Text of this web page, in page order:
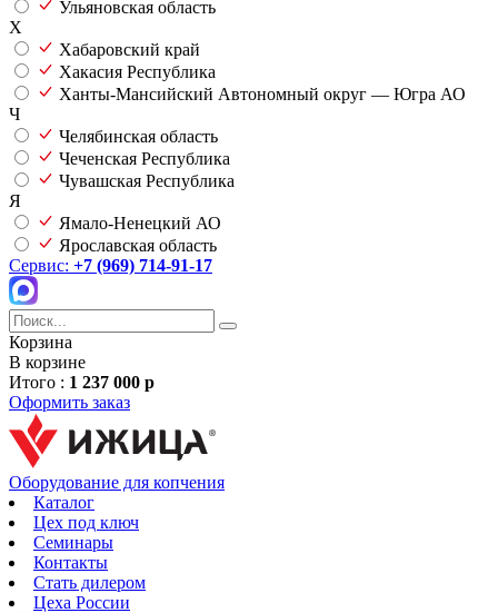
Ульяновская область
Х
Хабаровский край
Хакасия Республика
Ханты-Мансийский Автономный округ — Югра АО
Ч
Челябинская область
Чеченская Республика
Чувашская Республика
Я
Ямало-Ненецкий АО
Ярославская область
Сервис: +7 (969) 714-91-17
Корзина
В корзине
Итого : 1 237 000 р
Оформить заказ
Оборудование для копчения
Каталог
Цех под ключ
Семинары
Контакты
Стать дилером
Цеха России